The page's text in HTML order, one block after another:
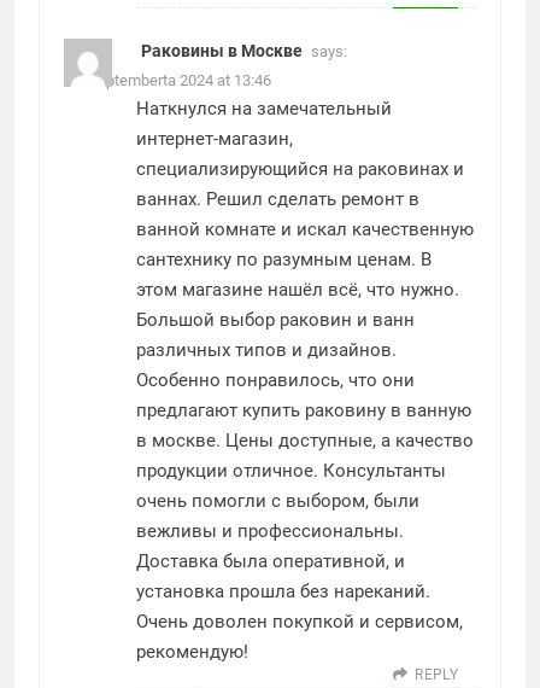
Раковины в Москве says:
19. Septemberta 2024 at 13:46
Наткнулся на замечательный
интернет-магазин,
специализирующийся на раковинах и
ваннах. Решил сделать ремонт в
ванной комнате и искал качественную
сантехнику по разумным ценам. В
этом магазине нашёл всё, что нужно.
Большой выбор раковин и ванн
различных типов и дизайнов.
Особенно понравилось, что они
предлагают купить раковину в ванную
в москве. Цены доступные, а качество
продукции отличное. Консультанты
очень помогли с выбором, были
вежливы и профессиональны.
Доставка была оперативной, и
установка прошла без нареканий.
Очень доволен покупкой и сервисом,
рекомендую!
REPLY